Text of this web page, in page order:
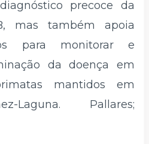
precoce da
mas também apoia
para monitorar e
da doença em
mantidos em
Laguna. Pallares;